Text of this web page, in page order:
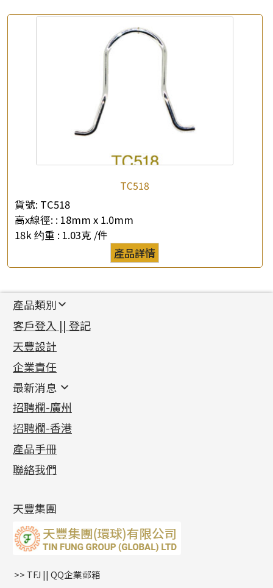
TC518
貨號: TC518
高x線徑: : 18mm x 1.0mm
18k 约重 : 1.03克 /件
產品詳情
產品類別
新產品
足金系列
足金配件
機織鏈系列
珠仔鏈
镶口链
管狀網鏈
十字車花鏈系列
十字閃O鏈系列
十字錘打鏈系列
側身車花鏈系列
側身鏈系列
雙十字鏈系列
水波鏈系列
蛇骨鏈系列
鏈尾系列
嘴唇鏈系列
首飾配件
耳環類配件
卷迫系列
螺絲迫系列
梅花迫系列
平臺迫系列
綫拍系列
美拍系列
耳環扣系列
耳綫/耳鈎系列
耳環爪頭
耳環
鏈類配件
動感車花吊墜
調節珠系列
生圈扣系列
龍蝦扣系列
鴨俐制系列
字母吊墜
相盒吊墜
項鏈吊墜
生肖吊墜
星座吊墜
其他類配件
珠盤系列
袖口鈕系列
焊片及鐳射綫
空心車花管
珠類配件
無孔光身珠
空心光身珠
無孔批花珠
鑲口類
四爪頭系列
六爪頭系列
車花片
動感車花片
鑲口戒指
鑲口手鏈系列
首飾系列
手镯系列
戒指系列
空心耳環
空心车花管首饰链
空心手鐲系列
貴金屬原料
千足金
記憶金屬系列
記憶戒指
拉簧珠珠手鏈
記憶鈦手鐲
客戶登入 || 登記
天豐設計
企業責任
最新消息
最新消息
各項證書(2)
相片集(9)
展覽會資訊
最新產品資訊
招聘欄-廣州
招聘欄-香港
產品手冊
聯絡我們
天豐集團
>> TFJ || QQ企業郵箱